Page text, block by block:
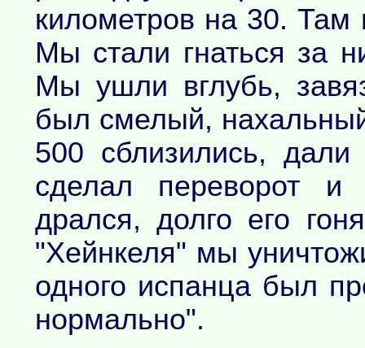
километров на 30.
Мы стали гнаться за
Мы ушли вглубь,
был смелый,
500 сблизились,
сделал переворот
дрался, долго его
"Хейнкеля" мы
одного испанца был
нормально".